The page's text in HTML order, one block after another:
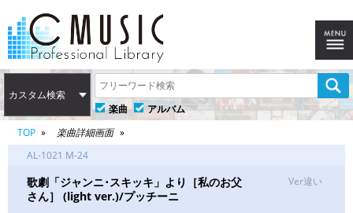
カスタム検索
楽曲
アルバム
TOP
楽曲詳細画面
AL-1021 M-24
歌劇「ジャンニ･スキッキ」より［私のお父
さん］ (light ver.)/プッチーニ
Ver違い